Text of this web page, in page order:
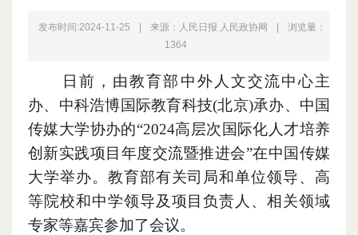
发布时间:2024-11-25 来源：人民日报 人民政协网
浏览量：
1364
日前 ， 由教育部中外人文交流中心主
办、中科浩博国际教育科技(北京)承办、中国
传媒大学协办的“2024高层次国际化人才培养
创新实践项目年度交流暨推进会”在中国传媒
大学举办。教育部有关司局和单位领导、高
等院校和中学领导及项目负责人、相关领域
专家等嘉宾参加了会议。